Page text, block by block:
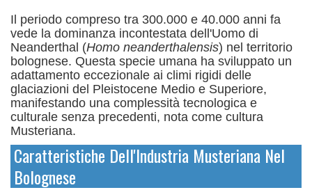
Il periodo compreso tra 300.000 e 40.000 anni fa
vede la dominanza incontestata dell'Uomo di
Neanderthal (Homo neanderthalensis) nel territorio
bolognese. Questa specie umana ha sviluppato un
adattamento eccezionale ai climi rigidi delle
glaciazioni del Pleistocene Medio e Superiore,
manifestando una complessità tecnologica e
culturale senza precedenti, nota come cultura
Musteriana.
Caratteristiche Dell'Industria Musteriana Nel
Bolognese